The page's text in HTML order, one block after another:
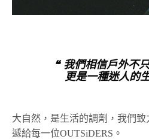
❝ 我們相信戶外不
更是一種迷人的
大自然，是生活的調劑，我們
遞給每一位OUTSiDERS。